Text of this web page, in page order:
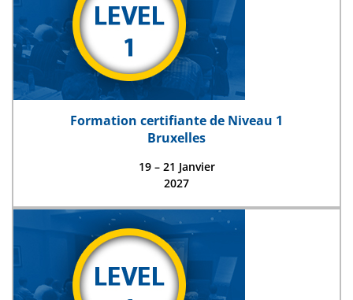
Formation certifiante de Niveau 1
Bruxelles
19 – 21 Janvier
2027